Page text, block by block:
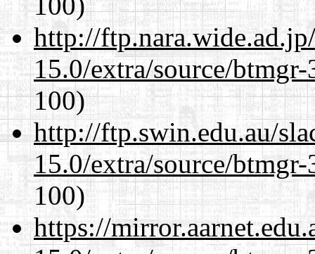
http://
15.0/extra/source/
100)
http://ftp.swin.edu.au/
15.0/extra/source/
100)
https://